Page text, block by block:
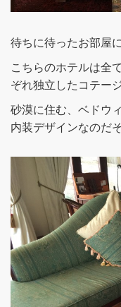
待ちに待ったお部屋
こちらのホテルは全
ぞれ独立したコテー
砂漠に住む、ベドウ
内装デザインなのだそ